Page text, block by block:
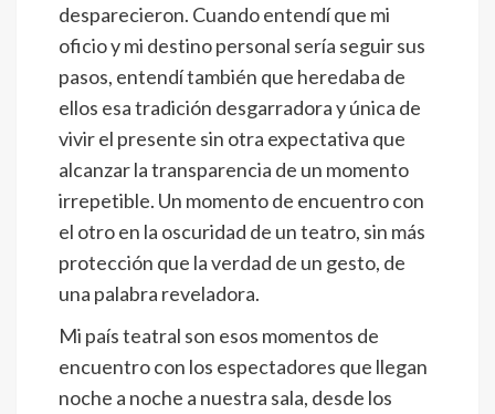
desparecieron. Cuando entendí que mi
oficio y mi destino personal sería seguir sus
pasos, entendí también que heredaba de
ellos esa tradición desgarradora y única de
vivir el presente sin otra expectativa que
alcanzar la transparencia de un momento
irrepetible. Un momento de encuentro con
el otro en la oscuridad de un teatro, sin más
protección que la verdad de un gesto, de
una palabra reveladora.
Mi país teatral son esos momentos de
encuentro con los espectadores que llegan
noche a noche a nuestra sala, desde los